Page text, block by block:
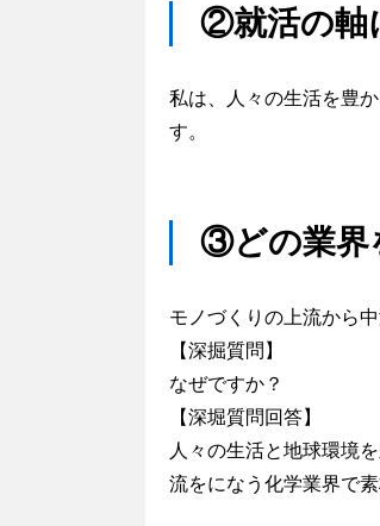
②就活の軸
私は、人々の生活を豊
す。
③どの業界
モノづくりの上流から
【深掘質問】
なぜですか？
【深堀質問回答】
人々の生活と地球環境
流をになう化学業界で